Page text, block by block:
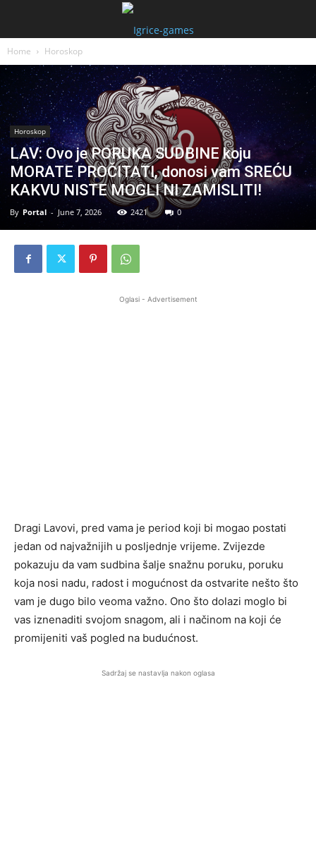
Home Horoskop
Horoskop
LAV: Ovo je PORUKA SUDBINE koju
MORATE PROČITATI, donosi vam SREĆU
KAKVU NISTE MOGLI NI ZAMISLITI!
By Portal - June 7, 2026 2421 0
Oglasi - Advertisement
Dragi Lavovi, pred vama je period koji bi mogao postati
jedan od najvažnijih u posljednje vrijeme. Zvijezde
pokazuju da vam sudbina šalje snažnu poruku, poruku
koja nosi nadu, radost i mogućnost da ostvarite nešto što
vam je dugo bilo veoma važno. Ono što dolazi moglo bi
vas iznenaditi svojom snagom, ali i načinom na koji će
promijeniti vaš pogled na budućnost.
Sadržaj se nastavlja nakon oglasa